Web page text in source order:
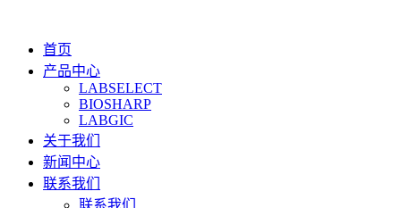
首页
产品中心
LABSELECT
BIOSHARP
LABGIC
关于我们
新闻中心
联系我们
联系我们